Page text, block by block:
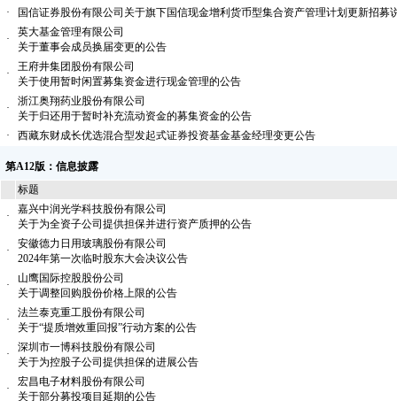
·
国信证券股份有限公司关于旗下国信现金增利货币型集合资产管理计划更新招募
·
英大基金管理有限公司
关于董事会成员换届变更的公告
·
王府井集团股份有限公司
关于使用暂时闲置募集资金进行现金管理的公告
·
浙江奥翔药业股份有限公司
关于归还用于暂时补充流动资金的募集资金的公告
·
西藏东财成长优选混合型发起式证券投资基金基金经理变更公告
第A12版：信息披露
标题
·
嘉兴中润光学科技股份有限公司
关于为全资子公司提供担保并进行资产质押的公告
·
安徽德力日用玻璃股份有限公司
2024年第一次临时股东大会决议公告
·
山鹰国际控股股份公司
关于调整回购股份价格上限的公告
·
法兰泰克重工股份有限公司
关于“提质增效重回报”行动方案的公告
·
深圳市一博科技股份有限公司
关于为控股子公司提供担保的进展公告
·
宏昌电子材料股份有限公司
关于部分募投项目延期的公告